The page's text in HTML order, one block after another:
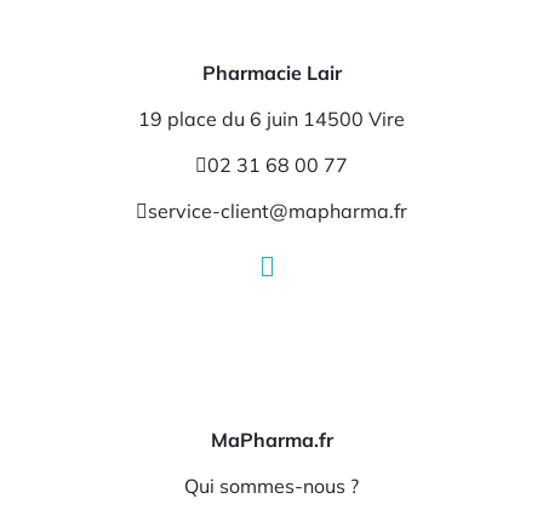
Pharmacie Lair
19 place du 6 juin 14500 Vire
02 31 68 00 77
service-client@mapharma.fr
MaPharma.fr
Qui sommes-nous ?